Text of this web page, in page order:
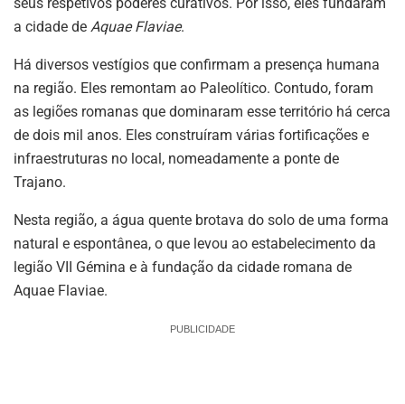
seus respetivos poderes curativos. Por isso, eles fundaram
a cidade de Aquae Flaviae.
Há diversos vestígios que confirmam a presença humana
na região. Eles remontam ao Paleolítico. Contudo, foram
as legiões romanas que dominaram esse território há cerca
de dois mil anos. Eles construíram várias fortificações e
infraestruturas no local, nomeadamente a ponte de
Trajano.
Nesta região, a água quente brotava do solo de uma forma
natural e espontânea, o que levou ao estabelecimento da
legião VII Gémina e à fundação da cidade romana de
Aquae Flaviae.
PUBLICIDADE